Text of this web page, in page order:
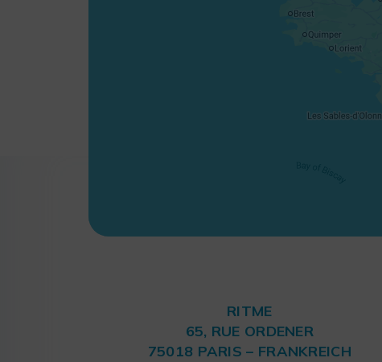
RITME
65, RUE ORDENER
75018 PARIS – FRANKREICH